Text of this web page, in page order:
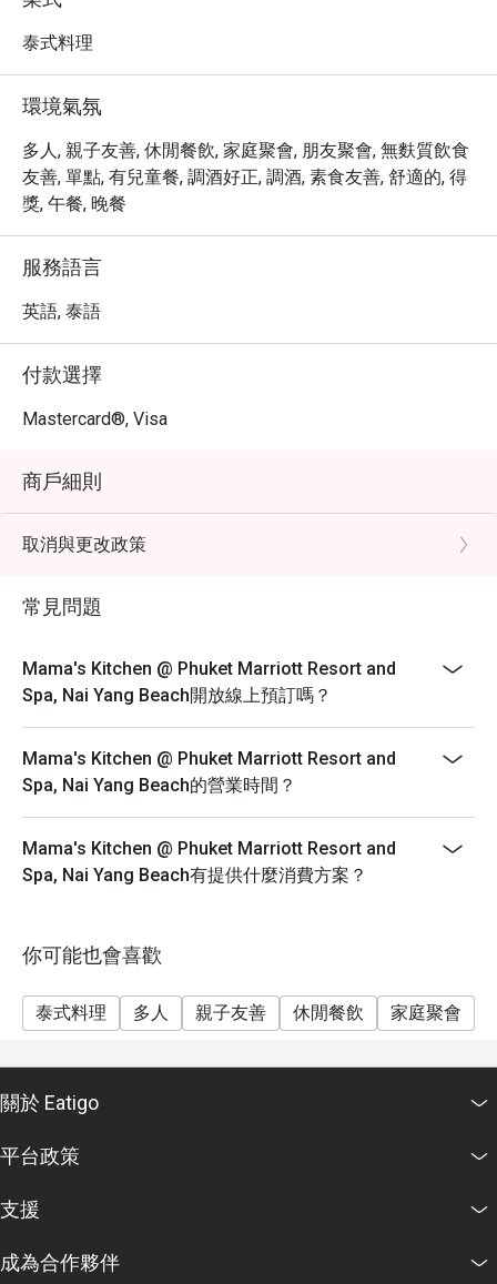
選擇。
・ 在 Mama's Kitchen，您可以在悠閒的午餐、豐盛的晚
提供室外雅座，讓您在欣賞美景的同時品嚐美食；對於行
動不便的客人，也提供無障礙入口，確保人人都能輕鬆抵
達。此外，寬敞的免費停車場也為自駕的客人提供了極大
的便利。
・ Mama's Kitchen 的魅力不止於此，它還擁有一個設備齊
酒等多元飲品，更有令人期待的 Happy Hour 優惠。這裡
的氛圍新潮且舒適，適合各種場合。無論您是獨自前來尋
求片刻寧靜，或是與家人朋友一同用餐，Mama's Kitchen
美。
・ 透過 Eatigo 預訂 Mama's Kitchen，您即可享受最高 5
折的獨家優惠，讓您的美味體驗更加物超所值。立即預
泰式料理
環境氣氛
多人, 親子友善, 休閒餐飲, 家庭聚會, 朋友聚會, 無麩質飲食
友善, 單點, 有兒童餐, 調酒好正, 調酒, 素食友善, 舒適的, 得
獎, 午餐, 晚餐
服務語言
英語, 泰語
付款選擇
Mastercard®, Visa
商戶細則
取消與更改政策
常見問題
Mama's Kitchen @ Phuket Marriott Resort and
Spa, Nai Yang Beach開放線上預訂嗎？
Mama's Kitchen @ Phuket Marriott Resort and
Spa, Nai Yang Beach的營業時間？
Mama's Kitchen @ Phuket Marriott Resort and
Spa, Nai Yang Beach有提供什麼消費方案？
你可能也會喜歡
泰式料理 多人 親子友善 休閒餐飲 家庭聚會
關於 Eatigo
平台政策
支援
成為合作夥伴